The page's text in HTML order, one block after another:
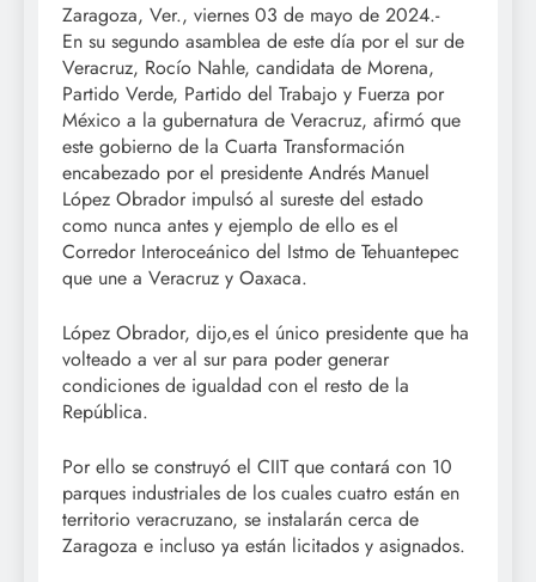
Zaragoza, Ver., viernes 03 de mayo de 2024.-
En su segundo asamblea de este día por el sur de
Veracruz, Rocío Nahle, candidata de Morena,
Partido Verde, Partido del Trabajo y Fuerza por
México a la gubernatura de Veracruz, afirmó que
este gobierno de la Cuarta Transformación
encabezado por el presidente Andrés Manuel
López Obrador impulsó al sureste del estado
como nunca antes y ejemplo de ello es el
Corredor Interoceánico del Istmo de Tehuantepec
que une a Veracruz y Oaxaca.
López Obrador, dijo,es el único presidente que ha
volteado a ver al sur para poder generar
condiciones de igualdad con el resto de la
República.
Por ello se construyó el CIIT que contará con 10
parques industriales de los cuales cuatro están en
territorio veracruzano, se instalarán cerca de
Zaragoza e incluso ya están licitados y asignados.